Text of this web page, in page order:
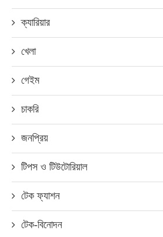
ক্যারিয়ার
খেলা
গেইম
চাকরি
জনপ্রিয়
টিপস ও টিউটোরিয়াল
টেক ফ্যাশন
টেক-বিনোদন